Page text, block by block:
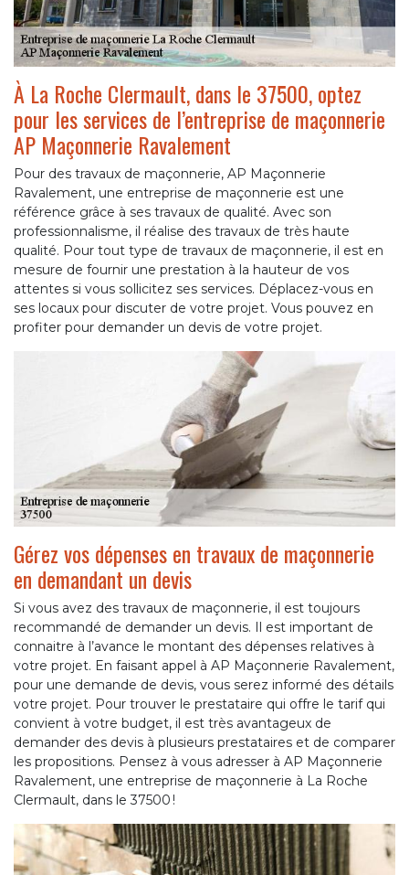
À La Roche Clermault, dans le 37500, optez
pour les services de l’entreprise de maçonnerie
AP Maçonnerie Ravalement
Pour des travaux de maçonnerie, AP Maçonnerie
Ravalement, une entreprise de maçonnerie est une
référence grâce à ses travaux de qualité. Avec son
professionnalisme, il réalise des travaux de très haute
qualité. Pour tout type de travaux de maçonnerie, il est en
mesure de fournir une prestation à la hauteur de vos
attentes si vous sollicitez ses services. Déplacez-vous en
ses locaux pour discuter de votre projet. Vous pouvez en
profiter pour demander un devis de votre projet.
Gérez vos dépenses en travaux de maçonnerie
en demandant un devis
Si vous avez des travaux de maçonnerie, il est toujours
recommandé de demander un devis. Il est important de
connaitre à l’avance le montant des dépenses relatives à
votre projet. En faisant appel à AP Maçonnerie Ravalement,
pour une demande de devis, vous serez informé des détails
votre projet. Pour trouver le prestataire qui offre le tarif qui
convient à votre budget, il est très avantageux de
demander des devis à plusieurs prestataires et de comparer
les propositions. Pensez à vous adresser à AP Maçonnerie
Ravalement, une entreprise de maçonnerie à La Roche
Clermault, dans le 37500 !